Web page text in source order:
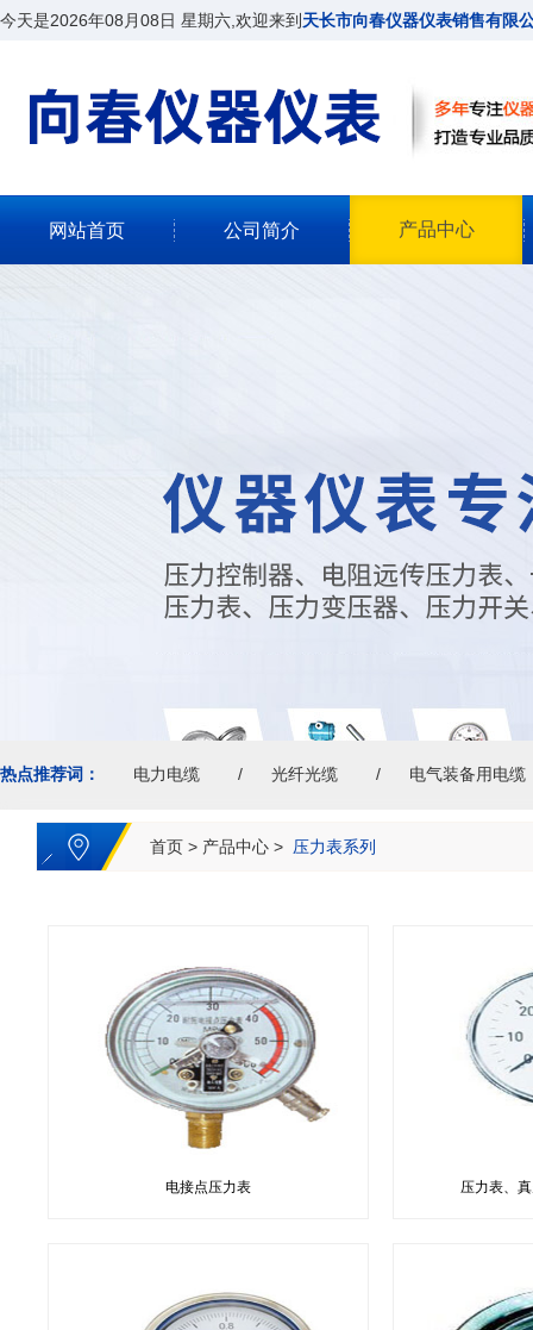
今天是2026年08月08日 星期六,欢迎来到 天长市向春仪器仪表销售有限
网站首页 公司简介 产品中心
热点推荐词： 电力电缆 光纤光缆 电气装备用电缆
首页 > 产品中心 > 压力表系列
电接点压力表 压力表、